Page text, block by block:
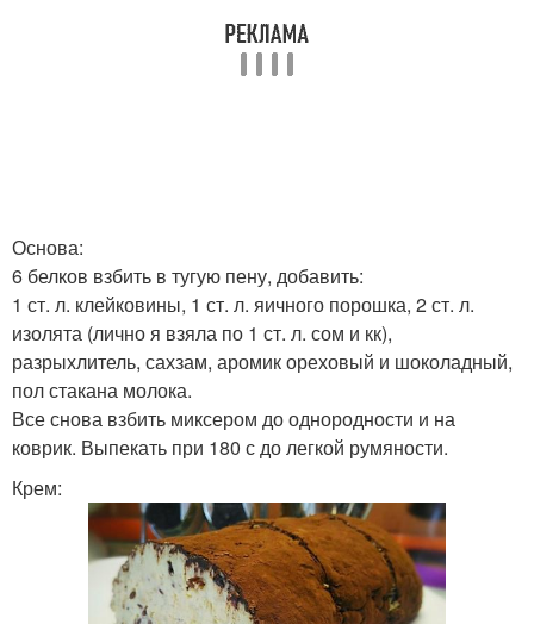
Основа:
6 белков взбить в тугую пену, добавить:
1 ст. л. клейковины, 1 ст. л. яичного порошка, 2 ст. л.
изолята (лично я взяла по 1 ст. л. сом и кк),
разрыхлитель, сахзам, аромик ореховый и шоколадный,
пол стакана молока.
Все снова взбить миксером до однородности и на
коврик. Выпекать при 180 с до легкой румяности.
Крем: